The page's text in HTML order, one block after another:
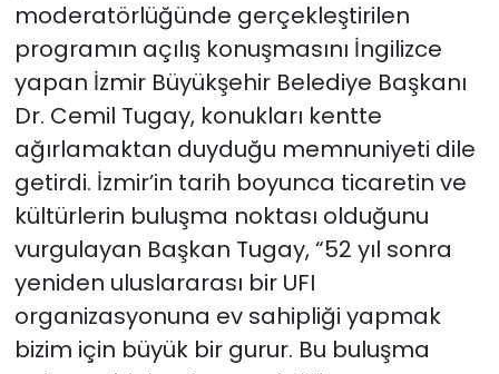
moderatörlüğünde gerçekleştirilen
programın açılış konuşmasını İngilizce
yapan İzmir Büyükşehir Belediye Başkanı
Dr. Cemil Tugay, konukları kentte
ağırlamaktan duyduğu memnuniyeti dile
getirdi. İzmir’in tarih boyunca ticaretin ve
kültürlerin buluşma noktası olduğunu
vurgulayan Başkan Tugay, “52 yıl sonra
yeniden uluslararası bir UFI
organizasyonuna ev sahipliği yapmak
bizim için büyük bir gurur. Bu buluşma